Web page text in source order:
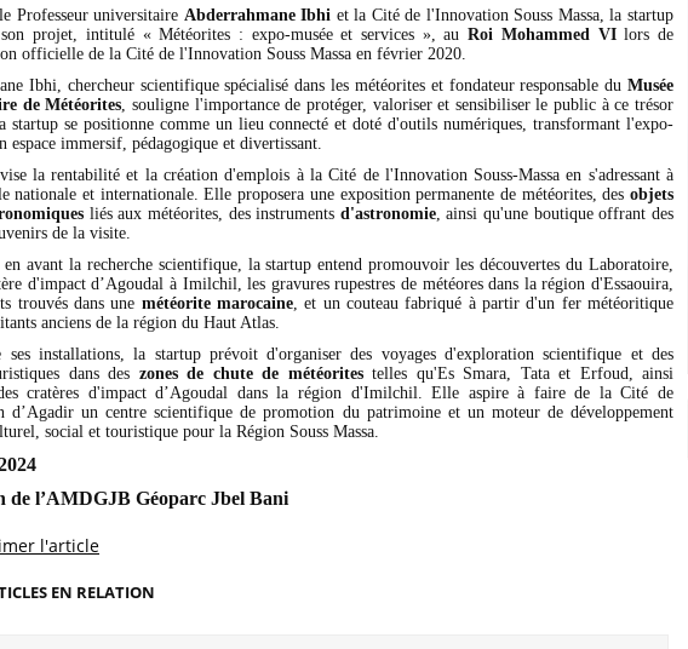
Professeur universitaire Abderrahmane Ibhi et la Cité de l'Innovation Souss Massa, la startup
son projet, intitulé « Météorites : expo-musée et services », auRoi Mohammed VIlors de
officielle de la Cité de l'Innovation Souss Massa en février 2020.
Ibhi, chercheur scientifique spécialisé dans les météorites et fondateur responsable du Musée
de Météorites , souligne l'importance de protéger, valoriser et sensibiliser le public à ce trésor
startup se positionne comme un lieu connecté et doté d'outils numériques, transformant l'expo-
espace immersif, pédagogique et divertissant.
la rentabilité et la création d'emplois à la Cité de l'Innovation Souss-Massa en s'adressant à
nationale et internationale. Elle proposera une exposition permanente de météorites, des objets
liés aux météorites, des instruments d'astronomie, ainsi qu'une boutique offrant des
de la visite.
avant la recherche scientifique, la startup entend promouvoir les découvertes du Laboratoire,
d'impact d’Agoudal à Imilchil, les gravures rupestres de météores dans la région d'Essaouira,
trouvés dans une météorite marocaine , et un couteau fabriqué à partir d'un fer météoritique
anciens de la région du Haut Atlas.
ses installations, la startup prévoit d'organiser des voyages d'exploration scientifique et des
dans des zones de chute de météoritestelles qu'Es Smara, Tata et Erfoud, ainsi
cratères d'impact d’Agoudal dans la région d'Imilchil. Elle aspire à faire de la Cité de
d’Agadir un centre scientifique de promotion du patrimoine et un moteur de développement
social et touristique pour la Région Souss Massa.
de l’AMDGJB Géoparc Jbel Bani
l'article
EN RELATION